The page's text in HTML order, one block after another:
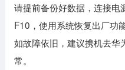
请提前备份好数据，连接电
F10，使用系统恢复出厂功
如故障依旧，建议携机去华
常。